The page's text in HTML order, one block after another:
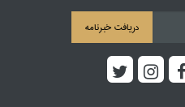
دریافت خبرنامه